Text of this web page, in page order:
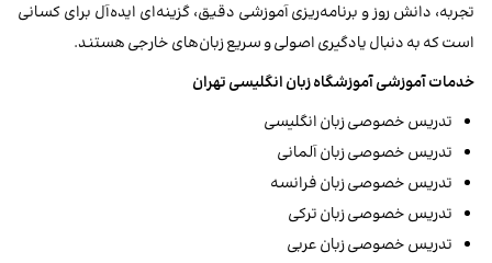
تجربه، دانش روز و برنامه‌ریزی آموزشی دقیق، گزینه‌ای ایده‌آل برای کسانی
است که به دنبال یادگیری اصولی و سریع زبان‌های خارجی هستند.
خدمات آموزشی آموزشگاه زبان انگلیسی تهران
تدریس خصوصی زبان انگلیسی
تدریس خصوصی زبان آلمانی
تدریس خصوصی زبان فرانسه
تدریس خصوصی زبان ترکی
تدریس خصوصی زبان عربی